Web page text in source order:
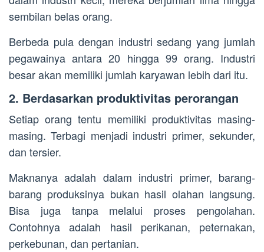
sembilan belas orang.
Berbeda pula dengan industri sedang yang jumlah
pegawainya antara 20 hingga 99 orang. Industri
besar akan memiliki jumlah karyawan lebih dari itu.
2. Berdasarkan produktivitas perorangan
Setiap orang tentu memiliki produktivitas masing-
masing. Terbagi menjadi industri primer, sekunder,
dan tersier.
Maknanya adalah dalam industri primer, barang-
barang produksinya bukan hasil olahan langsung.
Bisa juga tanpa melalui proses pengolahan.
Contohnya adalah hasil perikanan, peternakan,
perkebunan, dan pertanian.